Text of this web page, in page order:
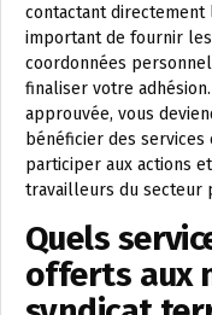
contactant directement
important de fournir
coordonnées
finaliser votre
approuvée, vous
bénéficier des services
participer aux actions
travailleurs du secteur
Quels
offerts aux